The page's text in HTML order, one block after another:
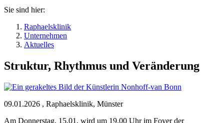
Sie sind hier:
Raphaelsklinik
Unternehmen
Aktuelles
Struktur, Rhythmus und Veränderung
09.01.2026 , Raphaelsklinik, Münster
Am Donnerstag, 15.01, wird um 19.00 Uhr im Foyer der